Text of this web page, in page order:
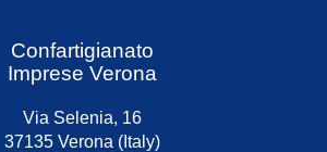
Confartigianato
Imprese Verona
Via Selenia, 16
37135 Verona (Italy)